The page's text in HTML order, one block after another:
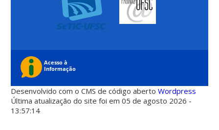
Desenvolvido com o CMS de código abertoWordpress
Última atualização do site foi em 05 de agosto 2026 -
13:57:14